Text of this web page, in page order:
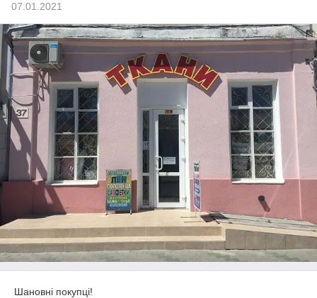
07.01.2021
Шановні покупці!